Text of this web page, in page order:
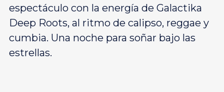
espectáculo con la energía de Galactika
Deep Roots, al ritmo de calipso, reggae y
cumbia. Una noche para soñar bajo las
estrellas.